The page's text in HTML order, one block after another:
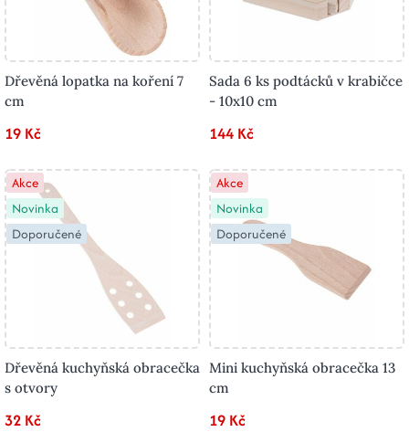
Dřevěná lopatka na koření 7
cm
19 Kč
Sada 6 ks podtácků v krabičce
- 10x10 cm
144 Kč
Akce
Novinka
Doporučené
Dřevěná kuchyňská obracečka
s otvory
32 Kč
Akce
Novinka
Doporučené
Mini kuchyňská obracečka 13
cm
19 Kč